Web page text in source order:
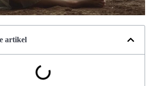
artikel